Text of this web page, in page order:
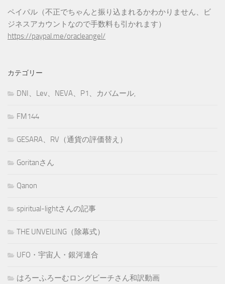
ペイパル（不正でちゃんと振り込まれるかわかりません、ビ
ジネスアカウントなので手数料も引かれます）
https://paypal.me/oracleangel/
カテゴリー
DNI、Lev、NEVA、P1、カバムール,
FM144
GESARA、RV（通貨の評価替え）
Goritanさん
Qanon
spiritual-lightさんの記事
THE UNVEILING（除幕式）
UFO・宇宙人・銀河連合
はろーふろーむロングビーチさん和訳動画